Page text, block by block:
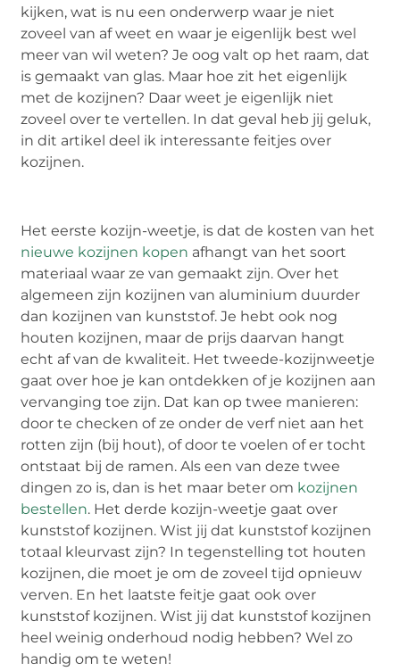
kijken, wat is nu een onderwerp waar je niet
zoveel van af weet en waar je eigenlijk best wel
meer van wil weten? Je oog valt op het raam, dat
is gemaakt van glas. Maar hoe zit het eigenlijk
met de kozijnen? Daar weet je eigenlijk niet
zoveel over te vertellen. In dat geval heb jij geluk,
in dit artikel deel ik interessante feitjes over
kozijnen.
Het eerste kozijn-weetje, is dat de kosten van het
nieuwe kozijnen kopen afhangt van het soort
materiaal waar ze van gemaakt zijn. Over het
algemeen zijn kozijnen van aluminium duurder
dan kozijnen van kunststof. Je hebt ook nog
houten kozijnen, maar de prijs daarvan hangt
echt af van de kwaliteit. Het tweede-kozijnweetje
gaat over hoe je kan ontdekken of je kozijnen aan
vervanging toe zijn. Dat kan op twee manieren:
door te checken of ze onder de verf niet aan het
rotten zijn (bij hout), of door te voelen of er tocht
ontstaat bij de ramen. Als een van deze twee
dingen zo is, dan is het maar beter om kozijnen
bestellen. Het derde kozijn-weetje gaat over
kunststof kozijnen. Wist jij dat kunststof kozijnen
totaal kleurvast zijn? In tegenstelling tot houten
kozijnen, die moet je om de zoveel tijd opnieuw
verven. En het laatste feitje gaat ook over
kunststof kozijnen. Wist jij dat kunststof kozijnen
heel weinig onderhoud nodig hebben? Wel zo
handig om te weten!